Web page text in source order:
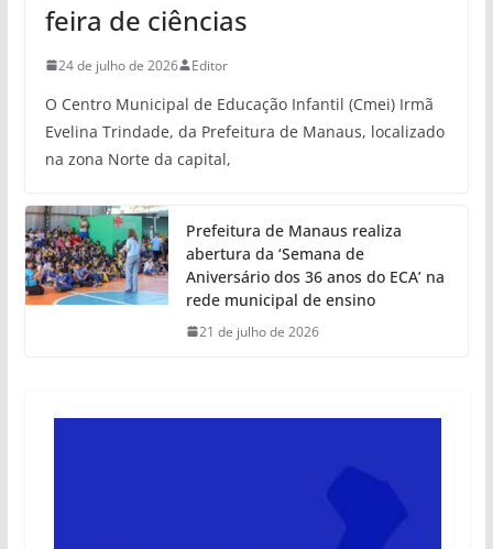
feira de ciências
24 de julho de 2026 Editor
O Centro Municipal de Educação Infantil (Cmei) Irmã
Evelina Trindade, da Prefeitura de Manaus, localizado
na zona Norte da capital,
Prefeitura de Manaus realiza
abertura da ‘Semana de
Aniversário dos 36 anos do ECA’ na
rede municipal de ensino
21 de julho de 2026